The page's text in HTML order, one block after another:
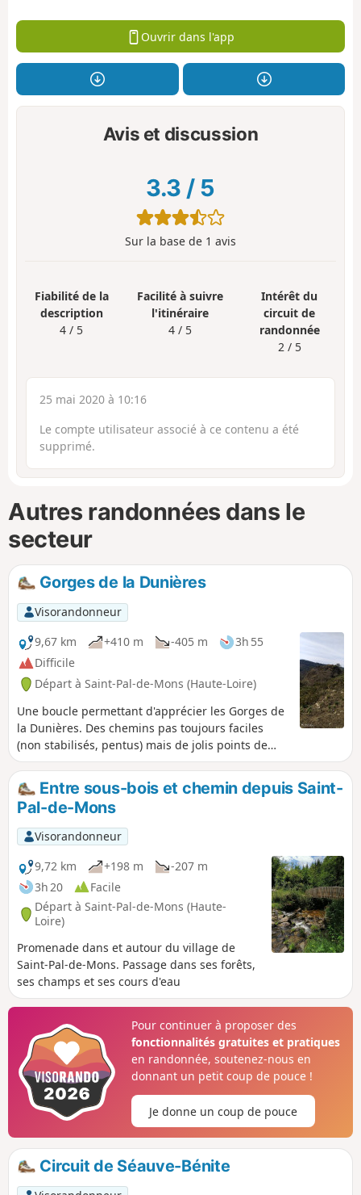
Ouvrir dans l'app
Avis et discussion
3.3 / 5
Sur la base de 1 avis
Fiabilité de la
description
4 / 5
Facilité à suivre
l'itinéraire
4 / 5
Intérêt du
circuit de
randonnée
2 / 5
25 mai 2020 à 10:16
Le compte utilisateur associé à ce contenu a été
supprimé.
Autres randonnées dans le
secteur
Gorges de la Dunières
Visorandonneur
9,67 km
+410 m -405 m
3h 55
Difficile
Départ à Saint-Pal-de-Mons (Haute-Loire)
Une boucle permettant d'apprécier les Gorges de
la Dunières. Des chemins pas toujours faciles
(non stabilisés, pentus) mais de jolis points de
vue d'un endroit peu touristique et peu connu du
public. C'est un endroit fréquenté par les
cueilleurs de champignons, les 4x4/, les motos et,
en saison, les chasseurs.
Entre sous-bois et chemin depuis Saint-
Pal-de-Mons
Visorandonneur
9,72 km
+198 m
-207 m
3h 20
Facile
Départ à Saint-Pal-de-Mons (Haute-
Loire)
Promenade dans et autour du village de
Saint-Pal-de-Mons. Passage dans ses forêts,
ses champs et ses cours d'eau
Pour continuer à proposer des
fonctionnalités gratuites et pratiques
en randonnée, soutenez-nous en
donnant un petit coup de pouce !
Je donne un coup de pouce
Circuit de Séauve-Bénite